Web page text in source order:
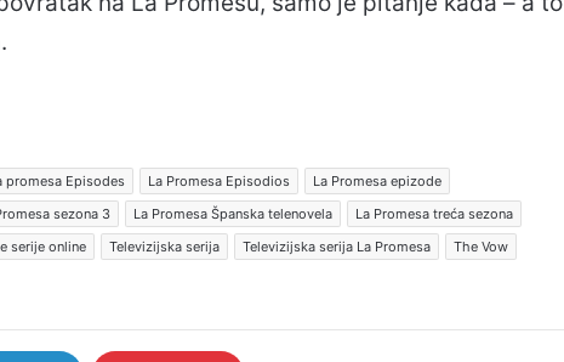
promesa Episodes La Promesa Episodios
La Promesa epizode
sezona 3 La Promesa Španska telenovela
La Promesa treća sezona
serije online Televizijska serija Televizijska serija La Promesa
The Vow